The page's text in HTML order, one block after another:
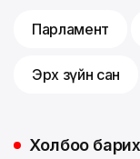
Парламент
Эрх зүйн сан
Холбоо барих